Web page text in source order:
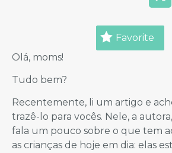
Favorite
Olá, moms!
Tudo bem?
Recentemente, li um artigo e
trazê-lo para vocês. Nele, a
fala um pouco sobre o que tem
as crianças de hoje em dia: elas